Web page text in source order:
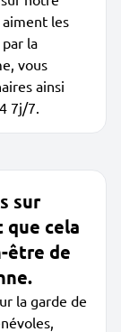
les
la
vous
ainsi
7j/7.
sur
que cela
être de
la garde de